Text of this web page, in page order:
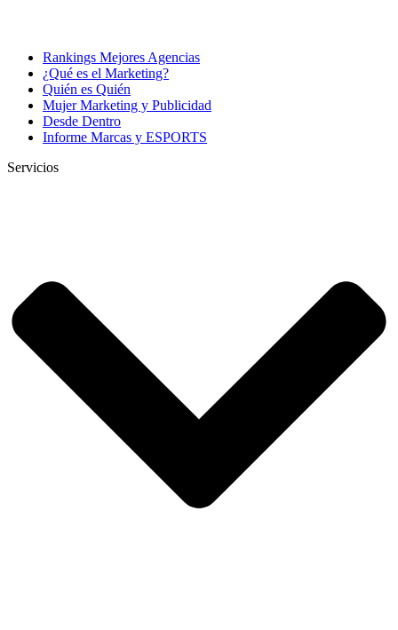
Rankings Mejores Agencias
¿Qué es el Marketing?
Quién es Quién
Mujer Marketing y Publicidad
Desde Dentro
Informe Marcas y ESPORTS
Servicios